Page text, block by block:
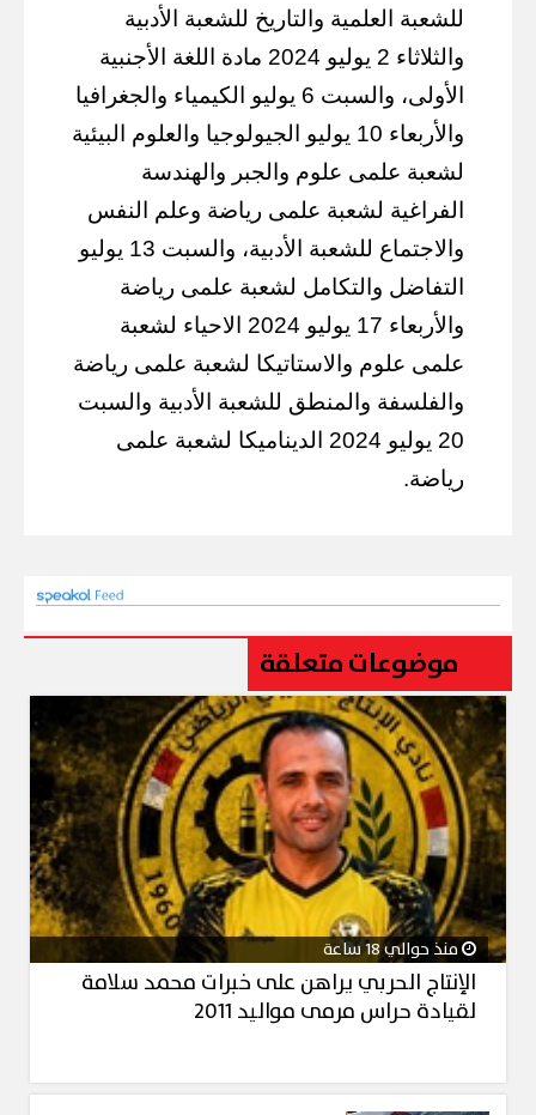
للشعبة العلمية والتاريخ للشعبة الأدبية
والثلاثاء 2 يوليو 2024 مادة اللغة الأجنبية
الأولى، والسبت 6 يوليو الكيمياء والجغرافيا
والأربعاء 10 يوليو الجيولوجيا والعلوم البيئية
لشعبة علمى علوم والجبر والهندسة
الفراغية لشعبة علمى رياضة وعلم النفس
والاجتماع للشعبة الأدبية، والسبت 13 يوليو
التفاضل والتكامل لشعبة علمى رياضة
والأربعاء 17 يوليو 2024 الاحياء لشعبة
علمى علوم والاستاتيكا لشعبة علمى رياضة
والفلسفة والمنطق للشعبة الأدبية والسبت
20 يوليو 2024 الديناميكا لشعبة علمى
رياضة.
موضوعات متعلقة
منذ حوالي 18 ساعة
الإنتاج الحربي يراهن على خبرات محمد سلامة
لقيادة حراس مرمى مواليد 2011